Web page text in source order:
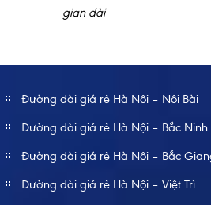
gian dài
Đường dài giá rẻ Hà Nội – Nội Bài
Đường dài giá rẻ Hà Nội – Bắc Ninh
Đường dài giá rẻ Hà Nội – Bắc
Đường dài giá rẻ Hà Nội – Việt Trì